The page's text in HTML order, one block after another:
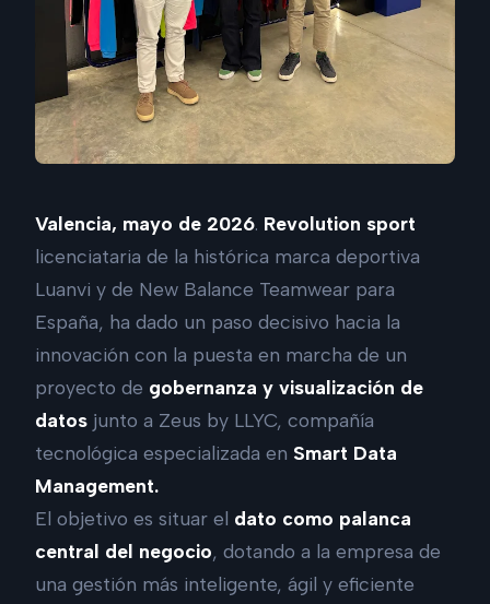
Valencia, mayo de 2026. Revolution sport
licenciataria de la histórica marca deportiva
Luanvi y de New Balance Teamwear para
España, ha dado un paso decisivo hacia la
innovación con la puesta en marcha de un
proyecto de gobernanza y visualización de
datos junto a Zeus by LLYC, compañía
tecnológica especializada en Smart Data
Management.
El objetivo es situar el dato como palanca
central del negocio, dotando a la empresa de
una gestión más inteligente, ágil y eficiente